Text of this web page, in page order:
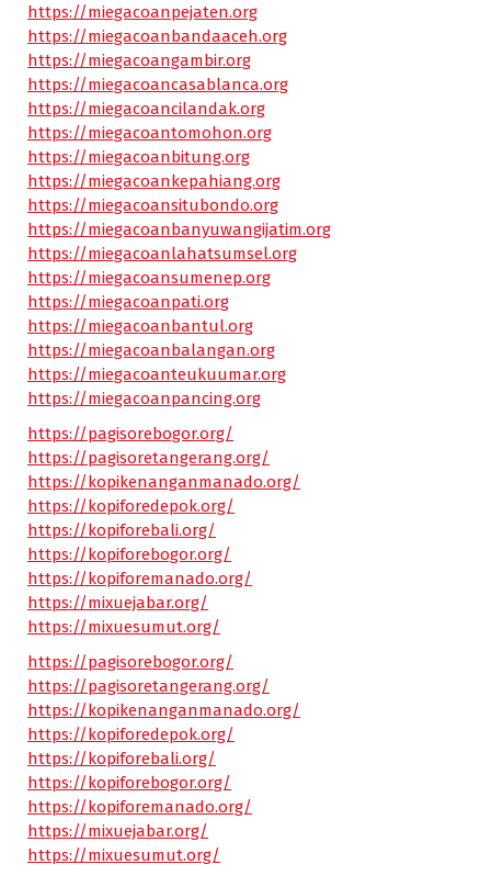
https://miegacoanpejaten.org
https://miegacoanbandaaceh.org
https://miegacoangambir.org
https://miegacoancasablanca.org
https://miegacoancilandak.org
https://miegacoantomohon.org
https://miegacoanbitung.org
https://miegacoankepahiang.org
https://miegacoansitubondo.org
https://miegacoanbanyuwangijatim.org
https://miegacoanlahatsumsel.org
https://miegacoansumenep.org
https://miegacoanpati.org
https://miegacoanbantul.org
https://miegacoanbalangan.org
https://miegacoanteukuumar.org
https://miegacoanpancing.org
https://pagisorebogor.org/
https://pagisoretangerang.org/
https://kopikenanganmanado.org/
https://kopiforedepok.org/
https://kopiforebali.org/
https://kopiforebogor.org/
https://kopiforemanado.org/
https://mixuejabar.org/
https://mixuesumut.org/
https://pagisorebogor.org/
https://pagisoretangerang.org/
https://kopikenanganmanado.org/
https://kopiforedepok.org/
https://kopiforebali.org/
https://kopiforebogor.org/
https://kopiforemanado.org/
https://mixuejabar.org/
https://mixuesumut.org/